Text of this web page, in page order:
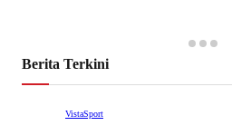
Berita Terkini
VistaSport